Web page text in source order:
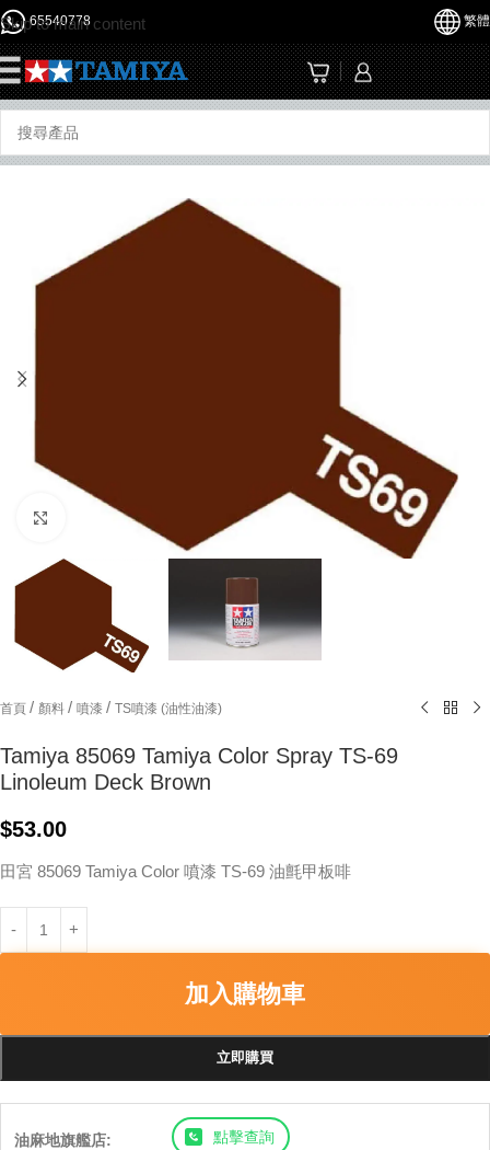
Skip to main content
65540778 繁體
Click to enlarge
首頁 / 顏料 / 噴漆 / TS噴漆 (油性油漆)
Tamiya 85069 Tamiya Color Spray TS-69
Linoleum Deck Brown
$53.00
田宮 85069 Tamiya Color 噴漆 TS-69 油氈甲板啡
加入購物車
立即購買
油麻地旗艦店: 點擊查詢